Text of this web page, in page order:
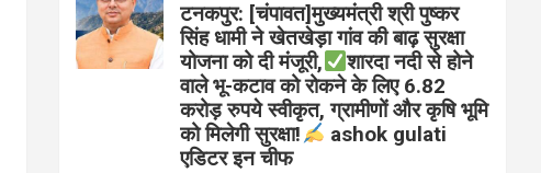
टनकपुर: [चंपावत]मुख्यमंत्री श्री पुष्कर
सिंह धामी ने खेतखेड़ा गांव की बाढ़ सुरक्षा
योजना को दी मंजूरी,
शारदा नदी से होने
वाले भू-कटाव को रोकने के लिए 6.82
करोड़ रुपये स्वीकृत, ग्रामीणों और कृषि भूमि
को मिलेगी सुरक्षा!
ashok gulati
एडिटर इन चीफ